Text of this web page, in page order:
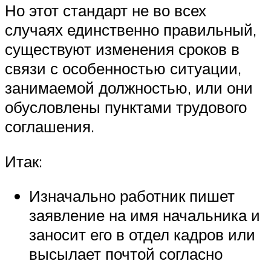
Но этот стандарт не во всех
случаях единственно правильный,
существуют изменения сроков в
связи с особенностью ситуации,
занимаемой должностью, или они
обусловлены пунктами трудового
соглашения.
Итак:
Изначально работник пишет
заявление на имя начальника и
заносит его в отдел кадров или
высылает почтой согласно